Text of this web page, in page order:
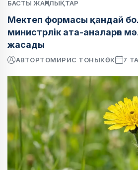
БАСТЫ ЖАҢАЛЫҚТАР
Мектеп формасы қандай
министрлік ата-аналарға
жасады
АВТОРТОМИРИС ТОНЫКӨК 7